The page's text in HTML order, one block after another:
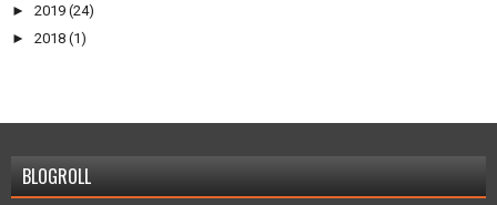
► 2019 (24)
► 2018 (1)
BLOGROLL